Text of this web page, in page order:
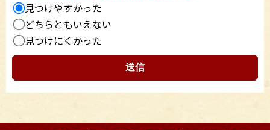
見つけやすかった
どちらともいえない
見つけにくかった